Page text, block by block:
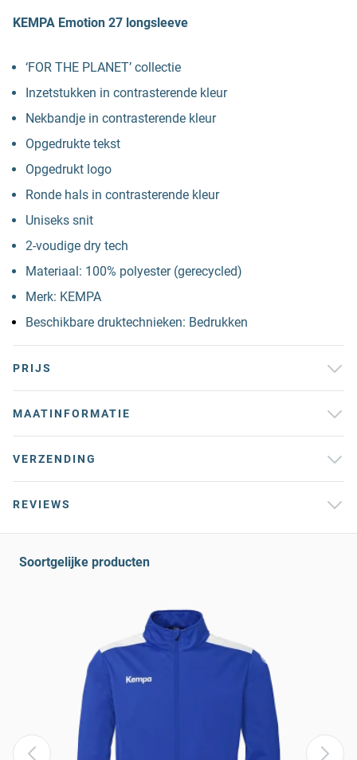
KEMPA Emotion 27 longsleeve
‘FOR THE PLANET’ collectie
Inzetstukken in contrasterende kleur
Nekbandje in contrasterende kleur
Opgedrukte tekst
Opgedrukt logo
Ronde hals in contrasterende kleur
Uniseks snit
2-voudige dry tech
Materiaal: 100% polyester (gerecycled)
Merk: KEMPA
Beschikbare druktechnieken: Bedrukken
PRIJS
MAATINFORMATIE
VERZENDING
REVIEWS
Soortgelijke producten